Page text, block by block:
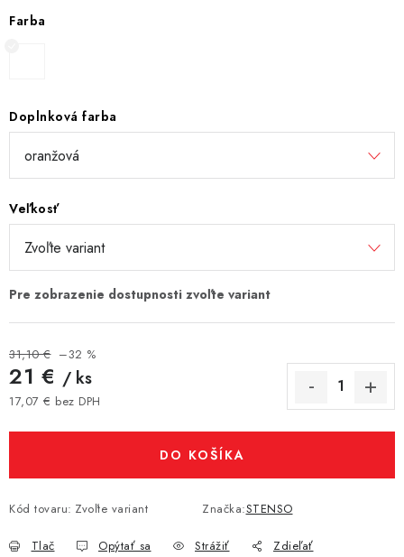
Farba
Doplnková farba
Veľkosť
31,10 € –32 %
21 € / ks
17,07 € bez DPH
DO KOŠÍKA
Kód tovaru: Zvoľte variant Značka:STENSO
Tlač Opýtať sa Strážiť Zdieľať